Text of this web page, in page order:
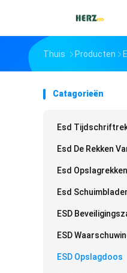
Thuis Producten
Catagorieën
Esd
Esd De Rekken
Esd Opslagrekken
Esd
ESD
ESD
ESD Opslagdoos